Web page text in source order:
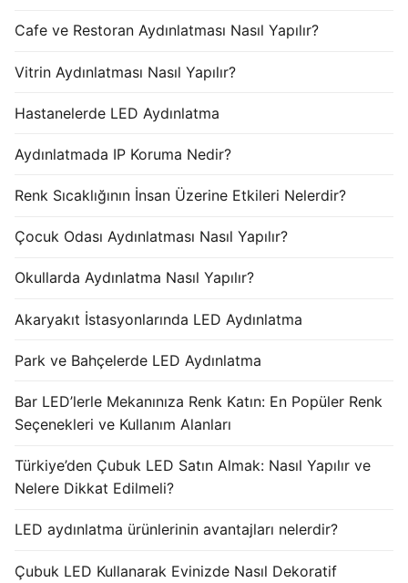
Cafe ve Restoran Aydınlatması Nasıl Yapılır?
Vitrin Aydınlatması Nasıl Yapılır?
Hastanelerde LED Aydınlatma
Aydınlatmada IP Koruma Nedir?
Renk Sıcaklığının İnsan Üzerine Etkileri Nelerdir?
Çocuk Odası Aydınlatması Nasıl Yapılır?
Okullarda Aydınlatma Nasıl Yapılır?
Akaryakıt İstasyonlarında LED Aydınlatma
Park ve Bahçelerde LED Aydınlatma
Bar LED’lerle Mekanınıza Renk Katın: En Popüler Renk
Seçenekleri ve Kullanım Alanları
Türkiye’den Çubuk LED Satın Almak: Nasıl Yapılır ve
Nelere Dikkat Edilmeli?
LED aydınlatma ürünlerinin avantajları nelerdir?
Çubuk LED Kullanarak Evinizde Nasıl Dekoratif